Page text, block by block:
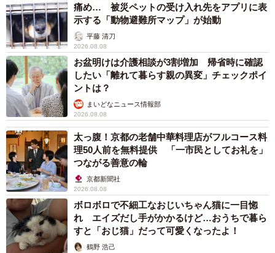
2/2
中3息子が楽しみにしている修学旅行。仲の良い子たちと同部屋になれた
のに…（いらすとや）
実は昨年も同じクラスで同部屋になり…
――部屋割りはどのように決めたと？
生徒主体で決めていたようです。
――息子さんは帰宅して「ずーんと沈んで」らっしゃった
と。
いつも何かあると帰ってからよく話したりするのですが、
話はその日に本人から聞きました。
痛め… 被災ペットの受け入れ先をアプリに表
示する「動物避難所マップ」が始動
平藤 清刀
2026.08.08
お盆明けは介護相談が3割増加 帰省時に確認
したい「離れて暮らす親の異変」チェックポイ
ントは？
まいどなニュース情報部
2026.08.08
太っ腹！京都の老舗中華料理店がフルコース料
理50人前を無料提供 「一市民としてお礼を」
つながる善意の輪
京都新聞社
2026.08.08
ボロボロで不細工なおじいちゃん猫に一目惚
れ エイズだし手がかかるけど…おうちで暮ら
すと「おじ猫」だって可愛くなったよ！
鶴野 浩己